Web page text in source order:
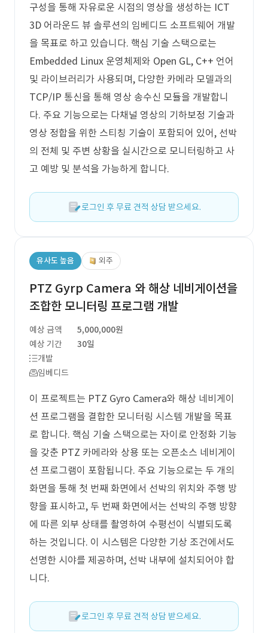
구성을 통해 자유로운 시점의 영상을 생성하는 ICT
3D 어라운드 뷰 솔루션의 임베디드 소프트웨어 개발
을 목표로 하고 있습니다. 핵심 기술 스택으로는
Embedded Linux 운영체제와 Open GL, C++ 언어
및 라이브러리가 사용되며, 다양한 카메라 모델과의
TCP/IP 통신을 통해 영상 송수신 모듈을 개발합니
다. 주요 기능으로는 다채널 영상의 기하보정 기술과
영상 정합을 위한 스티칭 기술이 포함되어 있어, 선박
의 전체 및 주변 상황을 실시간으로 모니터링하고 사
고 예방 및 분석을 가능하게 합니다.
로그인 후 무료 견적 상담 받으세요.
유사도 높음 외주
PTZ Gyrp Camera 와 해상 네비게이션을
조합한 모니터링 프로그램 개발
예상 금액
5,000,000원
예상 기간
30일
개발
임베디드
이 프로젝트는 PTZ Gyro Camera와 해상 네비게이
션 프로그램을 결합한 모니터링 시스템 개발을 목표
로 합니다. 핵심 기술 스택으로는 자이로 안정화 기능
을 갖춘 PTZ 카메라와 상용 또는 오픈소스 네비게이
션 프로그램이 포함됩니다. 주요 기능으로는 두 개의
화면을 통해 첫 번째 화면에서 선박의 위치와 주행 방
향을 표시하고, 두 번째 화면에서는 선박의 주행 방향
에 따른 외부 상태를 촬영하여 수평선이 식별되도록
하는 것입니다. 이 시스템은 다양한 기상 조건에서도
선명한 시야를 제공하며, 선박 내부에 설치되어야 합
니다.
로그인 후 무료 견적 상담 받으세요.